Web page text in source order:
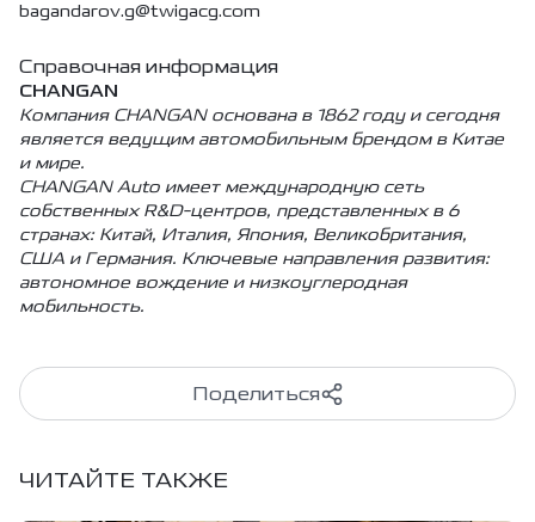
bagandarov.g@twigacg.com
Справочная информация
CHANGAN
Компания CHANGAN основана в 1862 году и сегодня
является ведущим автомобильным брендом в Китае
и мире.
CHANGAN Auto имеет международную сеть
собственных R&D-центров, представленных в 6
странах: Китай, Италия, Япония, Великобритания,
США и Германия. Ключевые направления развития:
автономное вождение и низкоуглеродная
мобильность.
Поделиться
ЧИТАЙТЕ ТАКЖЕ